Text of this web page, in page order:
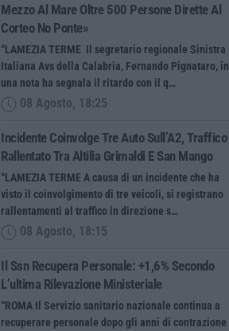
Mezzo Al Mare Oltre 500 Persone Dirette Al
Corteo No Ponte»
“LAMEZIA TERME Il segretario regionale Sinistra
Italiana Avs della Calabria, Fernando Pignataro, in
una nota ha segnala il ritardo con il q…
08 Agosto, 18:25
Incidente Coinvolge Tre Auto Sull’A2, Traffico
Rallentato Tra Altilia Grimaldi E San Mango
“LAMEZIA TERME A causa di un incidente che ha
visto il coinvolgimento di tre veicoli, si registrano
rallentamenti al traffico in direzione s…
08 Agosto, 18:15
Il Ssn Recupera Personale: +1,6% Secondo
L’ultima Rilevazione Ministeriale
“ROMA Il Servizio sanitario nazionale continua a
recuperare personale dopo gli anni di contrazione